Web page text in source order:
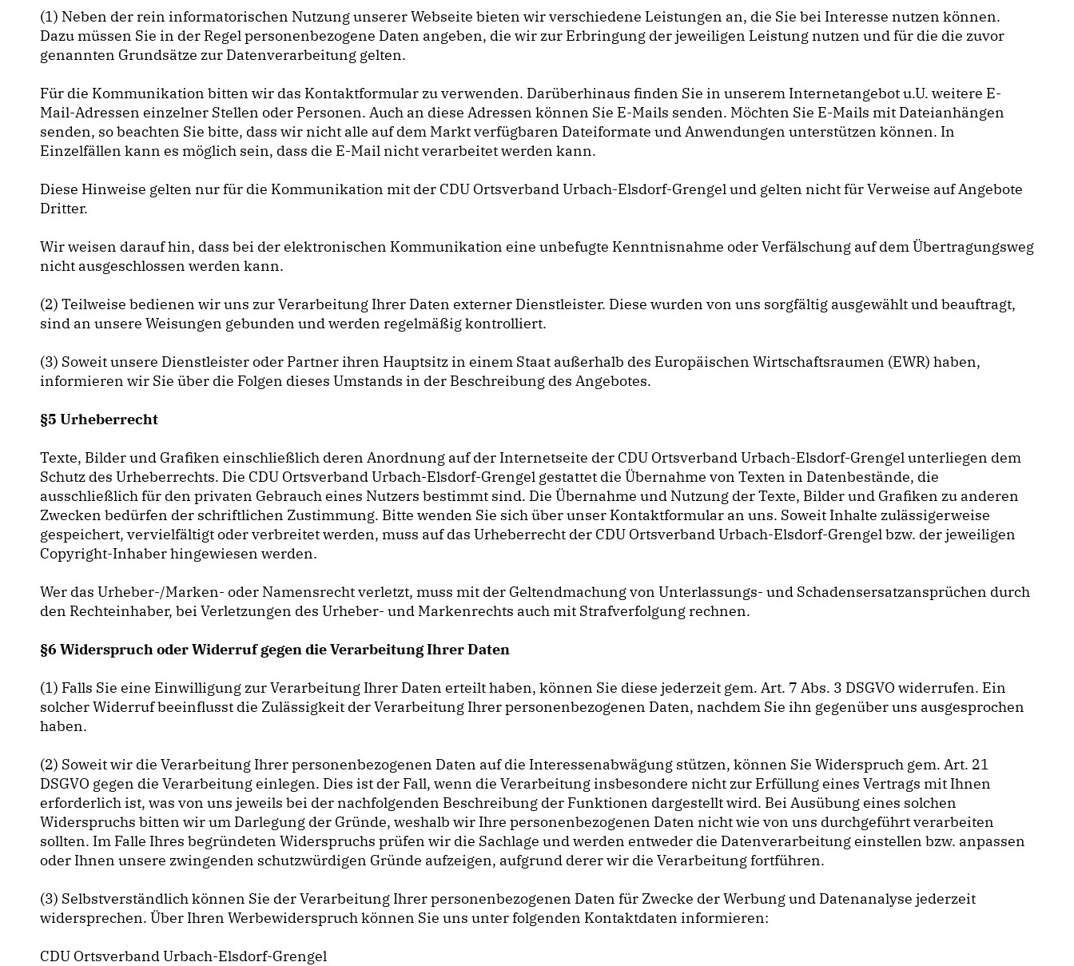
(1) Neben der rein informatorischen Nutzung unserer Webseite bieten wir verschiedene Leistungen an, die Sie bei Interesse nutzen können.
Dazu müssen Sie in der Regel personenbezogene Daten angeben, die wir zur Erbringung der jeweiligen Leistung nutzen und für die die zuvor
genannten Grundsätze zur Datenverarbeitung gelten.
Für die Kommunikation bitten wir das Kontaktformular zu verwenden. Darüberhinaus finden Sie in unserem Internetangebot u.U. weitere E-
Mail-Adressen einzelner Stellen oder Personen. Auch an diese Adressen können Sie E-Mails senden. Möchten Sie E-Mails mit Dateianhängen
senden, so beachten Sie bitte, dass wir nicht alle auf dem Markt verfügbaren Dateiformate und Anwendungen unterstützen können. In
Einzelfällen kann es möglich sein, dass die E-Mail nicht verarbeitet werden kann.
Diese Hinweise gelten nur für die Kommunikation mit der CDU Ortsverband Urbach-Elsdorf-Grengel und gelten nicht für Verweise auf Angebote
Dritter.
Wir weisen darauf hin, dass bei der elektronischen Kommunikation eine unbefugte Kenntnisnahme oder Verfälschung auf dem Übertragungsweg
nicht ausgeschlossen werden kann.
(2) Teilweise bedienen wir uns zur Verarbeitung Ihrer Daten externer Dienstleister. Diese wurden von uns sorgfältig ausgewählt und beauftragt,
sind an unsere Weisungen gebunden und werden regelmäßig kontrolliert.
(3) Soweit unsere Dienstleister oder Partner ihren Hauptsitz in einem Staat außerhalb des Europäischen Wirtschaftsraumen (EWR) haben,
informieren wir Sie über die Folgen dieses Umstands in der Beschreibung des Angebotes.
§5 Urheberrecht
Texte, Bilder und Grafiken einschließlich deren Anordnung auf der Internetseite der CDU Ortsverband Urbach-Elsdorf-Grengel unterliegen dem
Schutz des Urheberrechts. Die CDU Ortsverband Urbach-Elsdorf-Grengel gestattet die Übernahme von Texten in Datenbestände, die
ausschließlich für den privaten Gebrauch eines Nutzers bestimmt sind. Die Übernahme und Nutzung der Texte, Bilder und Grafiken zu anderen
Zwecken bedürfen der schriftlichen Zustimmung. Bitte wenden Sie sich über unser Kontaktformular an uns. Soweit Inhalte zulässigerweise
gespeichert, vervielfältigt oder verbreitet werden, muss auf das Urheberrecht der CDU Ortsverband Urbach-Elsdorf-Grengel bzw. der jeweiligen
Copyright-Inhaber hingewiesen werden.
Wer das Urheber-/Marken- oder Namensrecht verletzt, muss mit der Geltendmachung von Unterlassungs- und Schadensersatzansprüchen durch
den Rechteinhaber, bei Verletzungen des Urheber- und Markenrechts auch mit Strafverfolgung rechnen.
§6 Widerspruch oder Widerruf gegen die Verarbeitung Ihrer Daten
(1) Falls Sie eine Einwilligung zur Verarbeitung Ihrer Daten erteilt haben, können Sie diese jederzeit gem. Art. 7 Abs. 3 DSGVO widerrufen. Ein
solcher Widerruf beeinflusst die Zulässigkeit der Verarbeitung Ihrer personenbezogenen Daten, nachdem Sie ihn gegenüber uns ausgesprochen
haben.
(2) Soweit wir die Verarbeitung Ihrer personenbezogenen Daten auf die Interessenabwägung stützen, können Sie Widerspruch gem. Art. 21
DSGVO gegen die Verarbeitung einlegen. Dies ist der Fall, wenn die Verarbeitung insbesondere nicht zur Erfüllung eines Vertrags mit Ihnen
erforderlich ist, was von uns jeweils bei der nachfolgenden Beschreibung der Funktionen dargestellt wird. Bei Ausübung eines solchen
Widerspruchs bitten wir um Darlegung der Gründe, weshalb wir Ihre personenbezogenen Daten nicht wie von uns durchgeführt verarbeiten
sollten. Im Falle Ihres begründeten Widerspruchs prüfen wir die Sachlage und werden entweder die Datenverarbeitung einstellen bzw. anpassen
oder Ihnen unsere zwingenden schutzwürdigen Gründe aufzeigen, aufgrund derer wir die Verarbeitung fortführen.
(3) Selbstverständlich können Sie der Verarbeitung Ihrer personenbezogenen Daten für Zwecke der Werbung und Datenanalyse jederzeit
widersprechen. Über Ihren Werbewiderspruch können Sie uns unter folgenden Kontaktdaten informieren:
CDU Ortsverband Urbach-Elsdorf-Grengel